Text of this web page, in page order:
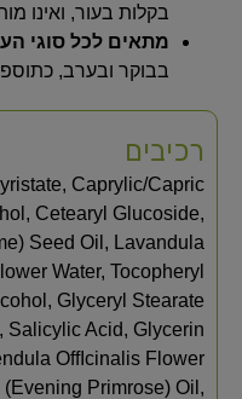
בקלות בעור, ואינו
מתאים לכל סוגי
בבוקר ובערב,
רכיבים
Caprylic/Capric
Cetearyl Glucoside,
Seed Oil, Lavandula
Water, Tocopheryl
Glyceryl Stearate
Salicylic Acid, Glycerin
OffIcinalis Flower
Primrose) Oil,